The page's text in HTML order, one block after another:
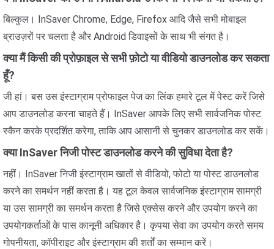
बिल्कुल। InSaver Chrome, Edge, Firefox आदि जैसे सभी मोबाइल
ब्राउज़रों पर चलता है और Android डिवाइसों के साथ भी संगत है।
क्या मैं किसी की प्रोफ़ाइल से सभी फ़ोटो या वीडियो डाउनलोड कर सकता
हूँ?
जी हां। बस उस इंस्टाग्राम प्रोफाइल पेज का लिंक हमारे टूल में पेस्ट करें जिसे
आप डाउनलोड करना चाहते हैं। InSaver आपके लिए सभी सार्वजनिक पोस्ट
स्कैन करके प्रदर्शित करेगा, ताकि आप आसानी से चुनकर डाउनलोड कर सकें।
क्या InSaver निजी पोस्ट डाउनलोड करने की सुविधा देता है?
नहीं। InSaver निजी इंस्टाग्राम खातों से वीडियो, फोटो या पोस्ट डाउनलोड
करने का समर्थन नहीं करता है। यह टूल केवल सार्वजनिक इंस्टाग्राम सामग्री
या उस सामग्री का समर्थन करता है जिसे एक्सेस करने और उपयोग करने का
उपयोगकर्ताओं के पास कानूनी अधिकार है। कृपया सेवा का उपयोग करते समय
गोपनीयता, कॉपीराइट और इंस्टाग्राम की शर्तों का सम्मान करें।